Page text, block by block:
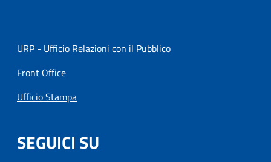
URP - Ufficio Relazioni con il Pubblico
Front Office
Ufficio Stampa
SEGUICI SU